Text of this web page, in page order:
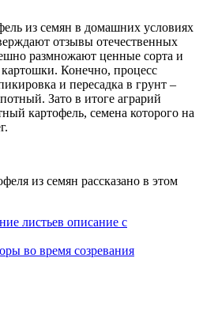
из семян в домашних условиях
отзывы отечественных
размножают ценные сорта и
Конечно, процесс
и пересадка в грунт –
Зато в итоге аграрий
картофель, семена которого на
из семян рассказано в этом
листьев описание с
во время созревания